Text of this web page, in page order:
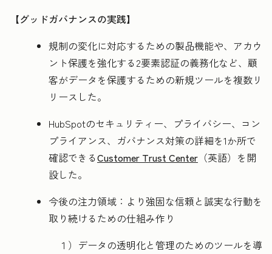
【グッドガバナンスの実践】
規制の変化に対応するための製品機能や、アカウ
ント保護を強化する2要素認証の義務化など、顧
客がデータを保護するための新規ツールを複数リ
リースした。
HubSpotのセキュリティー、プライバシー、コン
プライアンス、ガバナンス対策の詳細を1か所で
確認できるCustomer Trust Center （英語）を開
設した。
今後の注力領域：より強固な信頼と誠実な行動を
取り続けるための仕組み作り
１）データの透明化と管理のためのツールを導